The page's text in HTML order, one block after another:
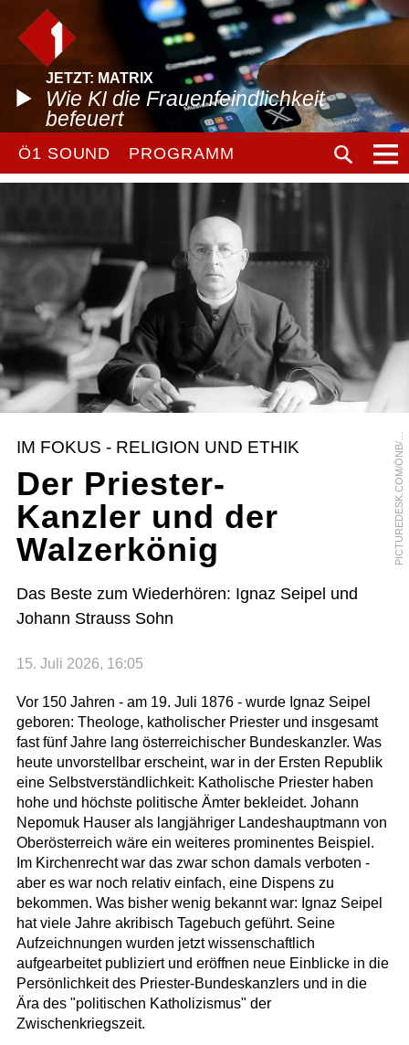
JETZT: MATRIX
Wie KI die Frauenfeindlichkeit
befeuert
Ö1 SOUND PROGRAMM
P
I
C
T
U
R
E
D
E
S
K
.
C
O
M
/
Ö
N
B
/
G
E
B
R
Ü
D
E
R
S
C
H
U
H
M
A
N
N
IM FOKUS - RELIGION UND ETHIK
Der Priester-
Kanzler und der
Walzerkönig
Das Beste zum Wiederhören: Ignaz Seipel und
Johann Strauss Sohn
15. Juli 2026, 16:05
Vor 150 Jahren - am 19. Juli 1876 - wurde Ignaz Seipel
geboren: Theologe, katholischer Priester und insgesamt
fast fünf Jahre lang österreichischer Bundeskanzler. Was
heute unvorstellbar erscheint, war in der Ersten Republik
eine Selbstverständlichkeit: Katholische Priester haben
hohe und höchste politische Ämter bekleidet. Johann
Nepomuk Hauser als langjähriger Landeshauptmann von
Oberösterreich wäre ein weiteres prominentes Beispiel.
Im Kirchenrecht war das zwar schon damals verboten -
aber es war noch relativ einfach, eine Dispens zu
bekommen. Was bisher wenig bekannt war: Ignaz Seipel
hat viele Jahre akribisch Tagebuch geführt. Seine
Aufzeichnungen wurden jetzt wissenschaftlich
aufgearbeitet publiziert und eröffnen neue Einblicke in die
Persönlichkeit des Priester-Bundeskanzlers und in die
Ära des "politischen Katholizismus" der
Zwischenkriegszeit.